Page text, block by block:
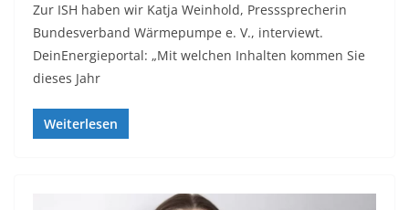
Zur ISH haben wir Katja Weinhold, Presssprecherin
Bundesverband Wärmepumpe e. V., interviewt.
DeinEnergieportal: „Mit welchen Inhalten kommen Sie
dieses Jahr
Weiterlesen